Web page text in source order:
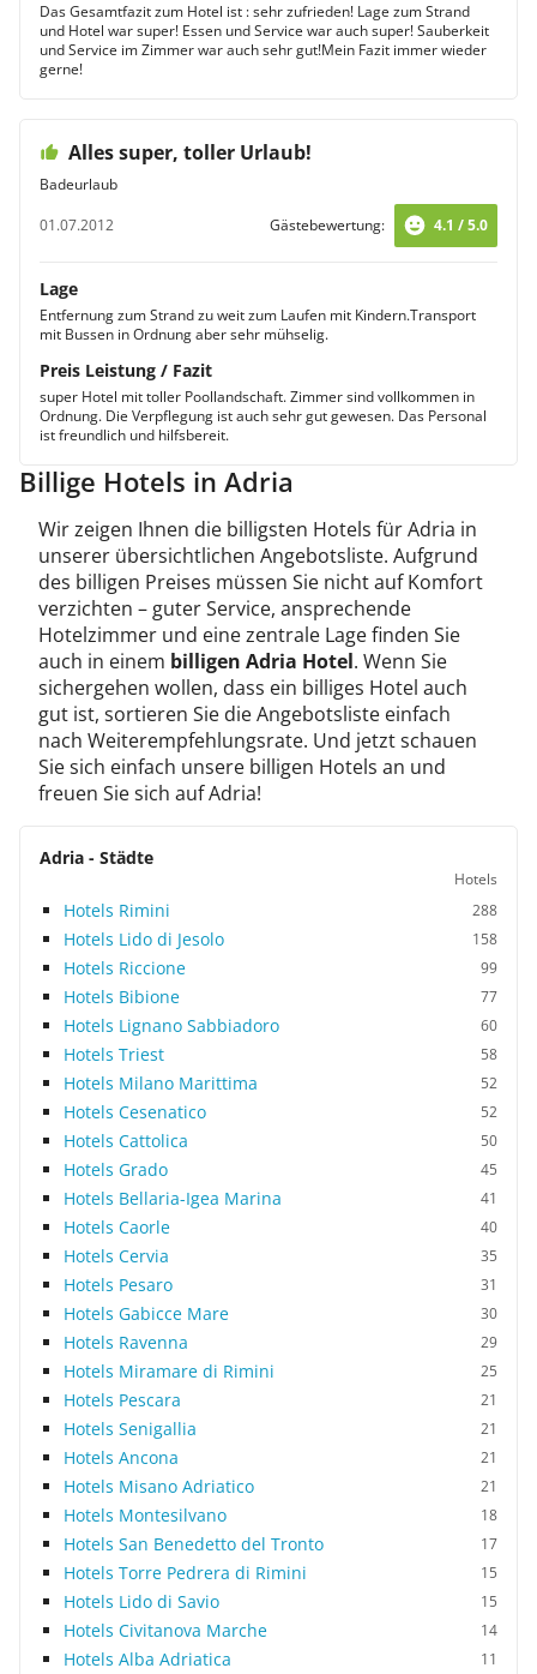
Das Gesamtfazit zum Hotel ist : sehr zufrieden! Lage zum Strand
und Hotel war super! Essen und Service war auch super! Sauberkeit
und Service im Zimmer war auch sehr gut!Mein Fazit immer wieder
gerne!
Alles super, toller Urlaub!
Badeurlaub
01.07.2012
Gästebewertung: 4.1 / 5.0
Lage
Entfernung zum Strand zu weit zum Laufen mit Kindern.Transport
mit Bussen in Ordnung aber sehr mühselig.
Preis Leistung / Fazit
super Hotel mit toller Poollandschaft. Zimmer sind vollkommen in
Ordnung. Die Verpflegung ist auch sehr gut gewesen. Das Personal
ist freundlich und hilfsbereit.
Billige Hotels in Adria
Wir zeigen Ihnen die billigsten Hotels für Adria in
unserer übersichtlichen Angebotsliste. Aufgrund
des billigen Preises müssen Sie nicht auf Komfort
verzichten – guter Service, ansprechende
Hotelzimmer und eine zentrale Lage finden Sie
auch in einem billigen Adria Hotel. Wenn Sie
sichergehen wollen, dass ein billiges Hotel auch
gut ist, sortieren Sie die Angebotsliste einfach
nach Weiterempfehlungsrate. Und jetzt schauen
Sie sich einfach unsere billigen Hotels an und
freuen Sie sich auf Adria!
Adria - Städte
Hotels
Hotels Rimini 288
Hotels Lido di Jesolo 158
Hotels Riccione 99
Hotels Bibione 77
Hotels Lignano Sabbiadoro 60
Hotels Triest 58
Hotels Milano Marittima 52
Hotels Cesenatico 52
Hotels Cattolica 50
Hotels Grado 45
Hotels Bellaria-Igea Marina 41
Hotels Caorle 40
Hotels Cervia 35
Hotels Pesaro 31
Hotels Gabicce Mare 30
Hotels Ravenna 29
Hotels Miramare di Rimini 25
Hotels Pescara 21
Hotels Senigallia 21
Hotels Ancona 21
Hotels Misano Adriatico 21
Hotels Montesilvano 18
Hotels San Benedetto del Tronto 17
Hotels Torre Pedrera di Rimini 15
Hotels Lido di Savio 15
Hotels Civitanova Marche 14
Hotels Alba Adriatica 11